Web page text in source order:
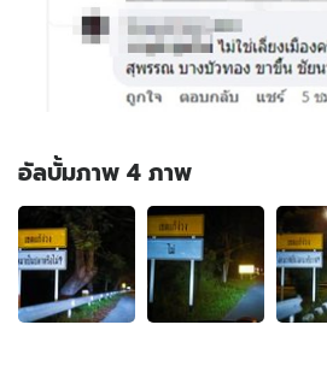
อัลบั้มภาพ 4 ภาพ
อัลบั้ม
ภาพ
4
ภาพ
ของ